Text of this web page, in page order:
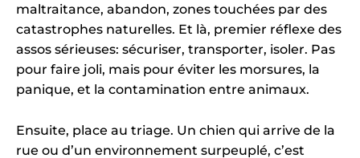
maltraitance, abandon, zones touchées par des
catastrophes naturelles. Et là, premier réflexe des
assos sérieuses: sécuriser, transporter, isoler. Pas
pour faire joli, mais pour éviter les morsures, la
panique, et la contamination entre animaux.
Ensuite, place au triage. Un chien qui arrive de la
rue ou d’un environnement surpeuplé, c’est